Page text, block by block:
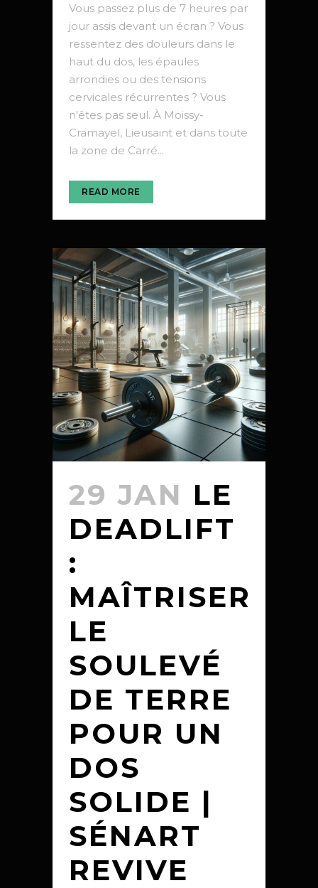
Vous passez plus de 7 heures par
jour assis devant un écran ? Vous
ressentez des douleurs dans le
haut du dos, les épaules
arrondies ou des tensions
cervicales récurrentes ? Vous
n'êtes pas seul. À Moissy-
Cramayel, Lieusaint et dans toute
la zone de Carré...
READ MORE
29 JAN LE
DEADLIFT
:
MAÎTRISER
LE
SOULEVÉ
DE TERRE
POUR UN
DOS
SOLIDE |
SÉNART
REVIVE